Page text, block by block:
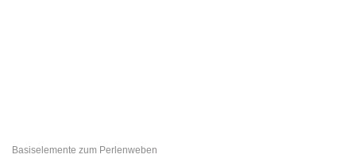
Basiselemente zum Perlenweben